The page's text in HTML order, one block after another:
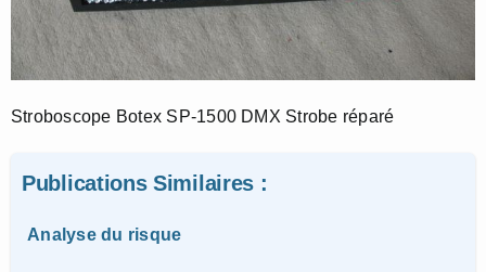
Stroboscope Botex SP-1500 DMX Strobe réparé
Publications Similaires :
Analyse du risque